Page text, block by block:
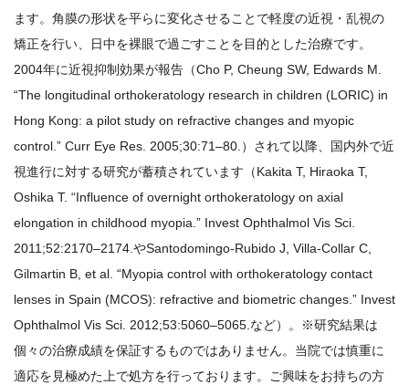
ます。角膜の形状を平らに変化させることで軽度の近視・乱視の
矯正を行い、日中を裸眼で過ごすことを目的とした治療です。
2004年に近視抑制効果が報告（Cho P, Cheung SW, Edwards M.
“The longitudinal orthokeratology research in children (LORIC) in
Hong Kong: a pilot study on refractive changes and myopic
control.” Curr Eye Res. 2005;30:71–80.）されて以降、国内外で近
視進行に対する研究が蓄積されています（Kakita T, Hiraoka T,
Oshika T. “Influence of overnight orthokeratology on axial
elongation in childhood myopia.” Invest Ophthalmol Vis Sci.
2011;52:2170–2174.やSantodomingo-Rubido J, Villa-Collar C,
Gilmartin B, et al. “Myopia control with orthokeratology contact
lenses in Spain (MCOS): refractive and biometric changes.” Invest
Ophthalmol Vis Sci. 2012;53:5060–5065.など）。※研究結果は
個々の治療成績を保証するものではありません。当院では慎重に
適応を見極めた上で処方を行っております。ご興味をお持ちの方